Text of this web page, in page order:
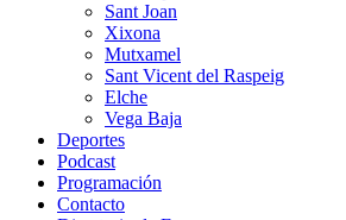
Sant Joan
Xixona
Mutxamel
Sant Vicent del Raspeig
Elche
Vega Baja
Deportes
Podcast
Programación
Contacto